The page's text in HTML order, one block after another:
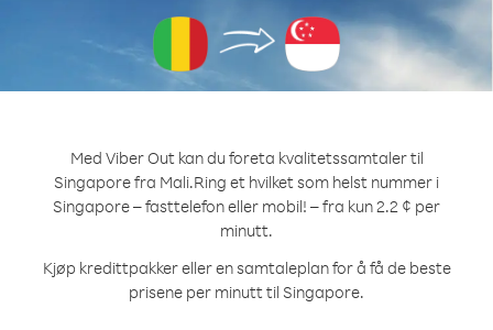
Med Viber Out kan du foreta kvalitetssamtaler til
Singapore fra Mali.Ring et hvilket som helst nummer i
Singapore – fasttelefon eller mobil! – fra kun 2.2 ¢ per
minutt.
Kjøp kredittpakker eller en samtaleplan for å få de beste
prisene per minutt til Singapore.